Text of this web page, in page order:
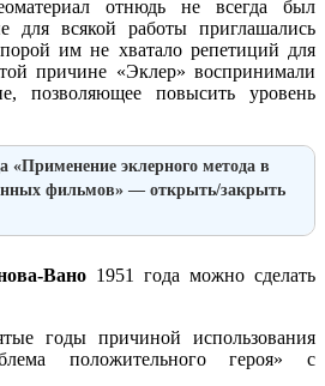
отнюдь не всегда был
для всякой работы приглашались
им не хватало репетиций для
причине «Эклер» воспринимали
позволяющее повысить уровень
«Применение эклерного метода в
фильмов» — открыть/закрыть
Вано1951 года можно сделать
годы причиной использования
положительного героя» с